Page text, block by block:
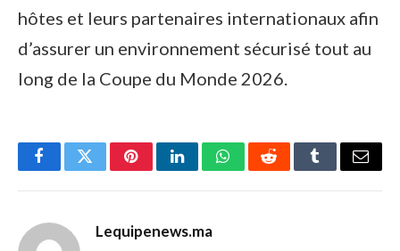
hôtes et leurs partenaires internationaux afin
d’assurer un environnement sécurisé tout au
long de la Coupe du Monde 2026.
FacebookTwitterPinterestLinkedInWhatsAppRedditTumblrEmail
Lequipenews.ma